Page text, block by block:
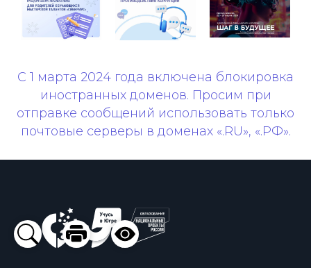
С 1 марта 2024 года включена блокировка
иностранных доменов. Просим при
отправке сообщений использовать только
почтовые серверы в доменах «.RU», «.РФ».